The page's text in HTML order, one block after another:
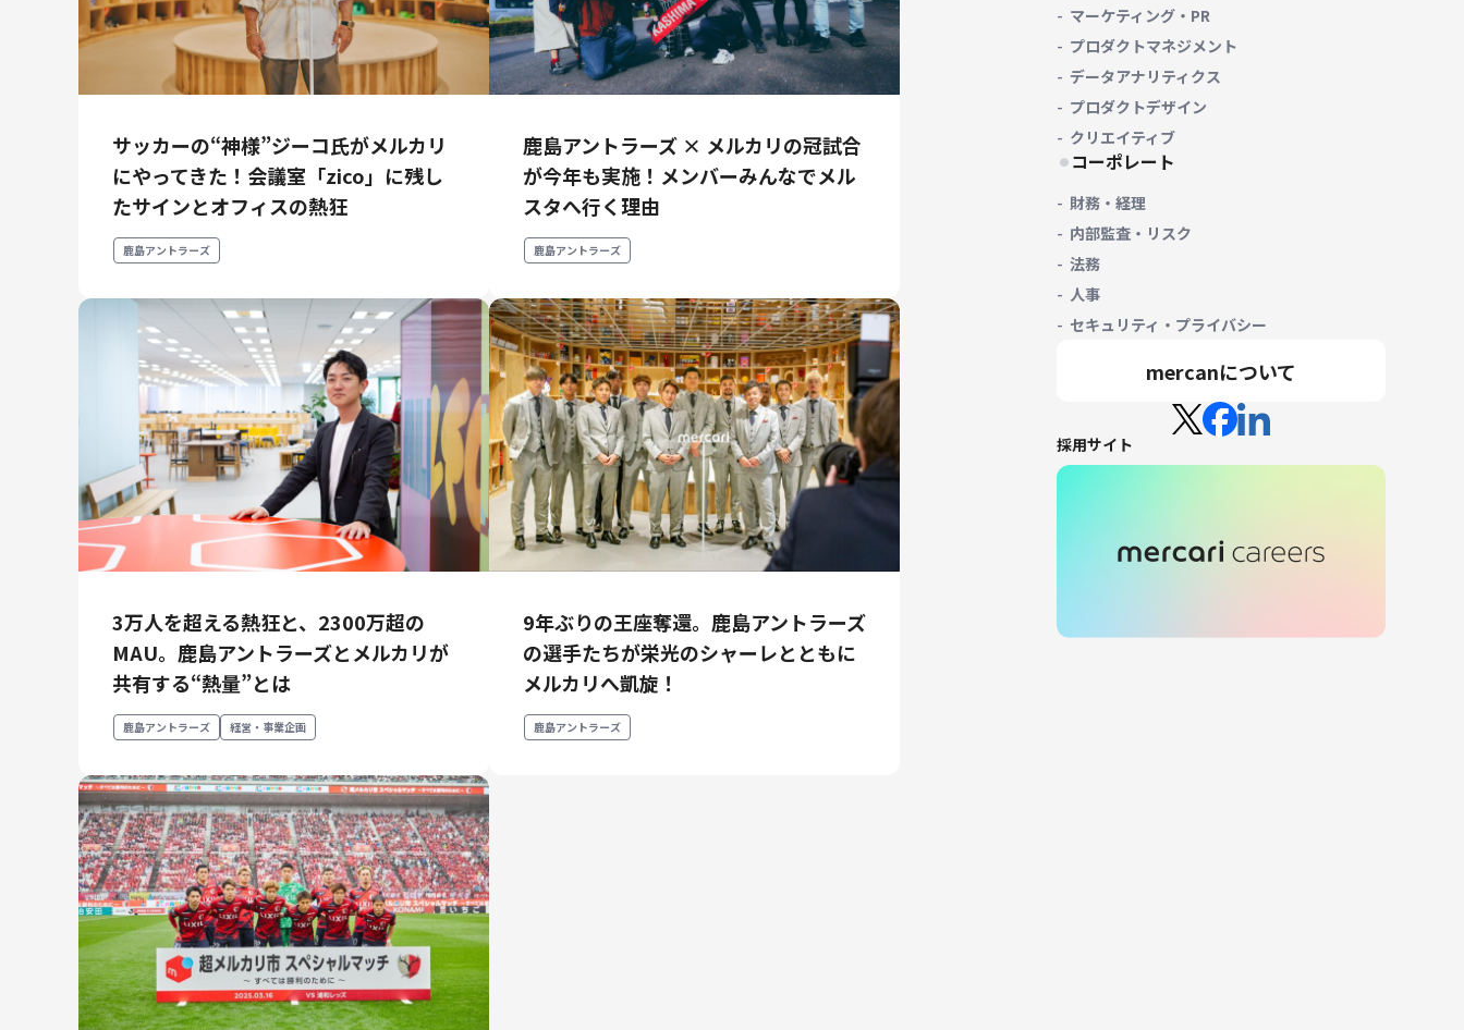
サッカーの“神様”ジーコ氏がメルカリ
にやってきた！会議室「zico」に残し
たサインとオフィスの熱狂
鹿島アントラーズ
鹿島アントラーズ × メルカリの冠試合
が今年も実施！メンバーみんなでメル
スタへ行く理由
鹿島アントラーズ
3万人を超える熱狂と、2300万超の
MAU。鹿島アントラーズとメルカリが
共有する“熱量”とは
鹿島アントラーズ 経営・事業企画
9年ぶりの王座奪還。鹿島アントラーズ
の選手たちが栄光のシャーレとともに
メルカリへ凱旋！
鹿島アントラーズ
マーケティング・PR
プロダクトマネジメント
データアナリティクス
プロダクトデザイン
クリエイティブ
コーポレート
財務・経理
内部監査・リスク
法務
人事
セキュリティ・プライバシー
mercanについて
採用サイト